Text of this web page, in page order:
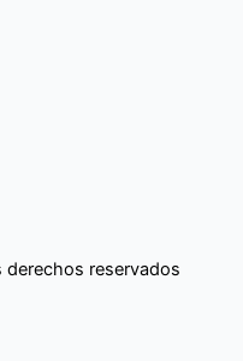
derechos reservados